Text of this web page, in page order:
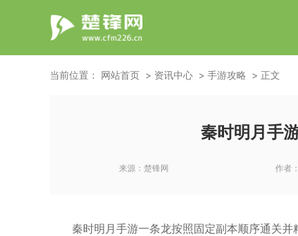
当前位置： 网站首页 资讯中心 手游攻略 正文
秦时明月手
来源： 楚锋网 作者：
秦时明月手游一条龙按照固定副本顺序通关